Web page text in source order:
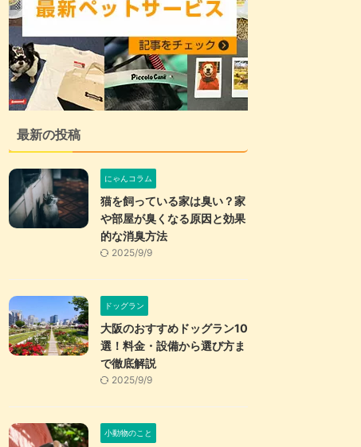
最新の投稿
にゃんコラム
猫を飼っている家は臭い？家
や部屋が臭くなる原因と効果
的な消臭方法
2025/9/9
ドッグラン
大阪のおすすめドッグラン10
選！料金・設備から選び方ま
で徹底解説
2025/9/9
小動物のこと